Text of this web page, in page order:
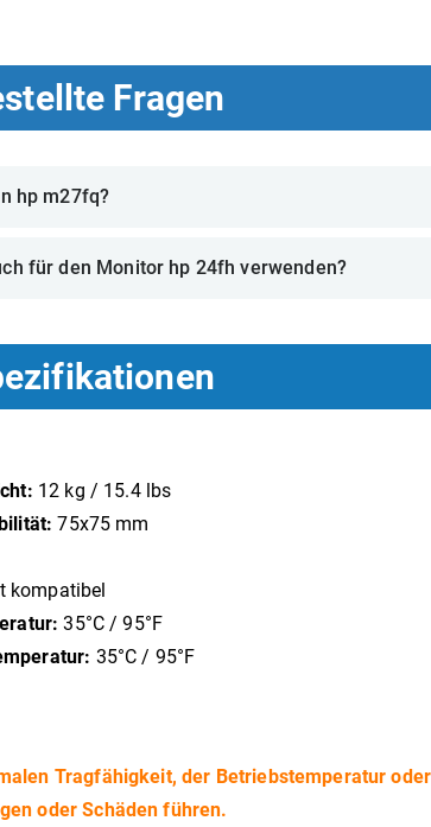
Fragen
hp m27fq?
für den Monitor hp 24fh verwenden?
12 kg / 15.4 lbs
75x75 mm
kompatibel
35°C / 95°F
35°C / 95°F
Tragfähigkeit, der Betriebstemperatur
oder Schäden führen.